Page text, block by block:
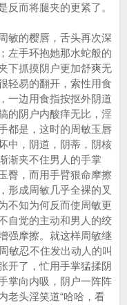
反而将腿夹的更紧了。
的樱唇，舌头再次深
左手环抱她那水蛇般的
下抓摸阴户更加舒爽无
轻易的翻开，索性用食
一边用食指按抠外阴道
的阴户内酸痒无比，淫
都是，这时的周敏玉唇
中，阴道，阴蒂，阴核
渐夹不住男人的手掌
臀，而用手臂狠命摩擦
形成周敏几乎全裸的叉
不知为何反而使周敏更
自觉的主动和男人的绞
强摩擦。就这样周敏继
敏忍不住发出动人的叫
开了，忙用手掌猛揉阴
掌向内吸，阴户一阵阵
老头淫笑道“哈哈，看